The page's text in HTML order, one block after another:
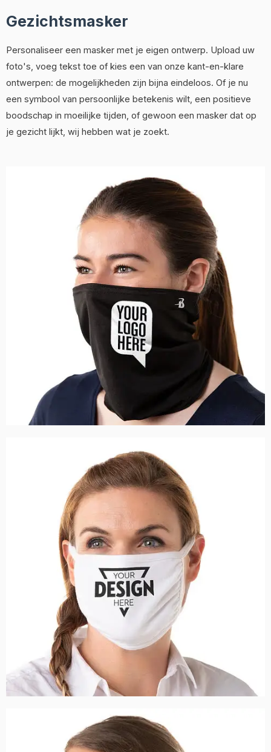
Gezichtsmasker
Personaliseer een masker met je eigen ontwerp. Upload uw
foto's, voeg tekst toe of kies een van onze kant-en-klare
ontwerpen: de mogelijkheden zijn bijna eindeloos. Of je nu
een symbool van persoonlijke betekenis wilt, een positieve
boodschap in moeilijke tijden, of gewoon een masker dat op
je gezicht lijkt, wij hebben wat je zoekt.